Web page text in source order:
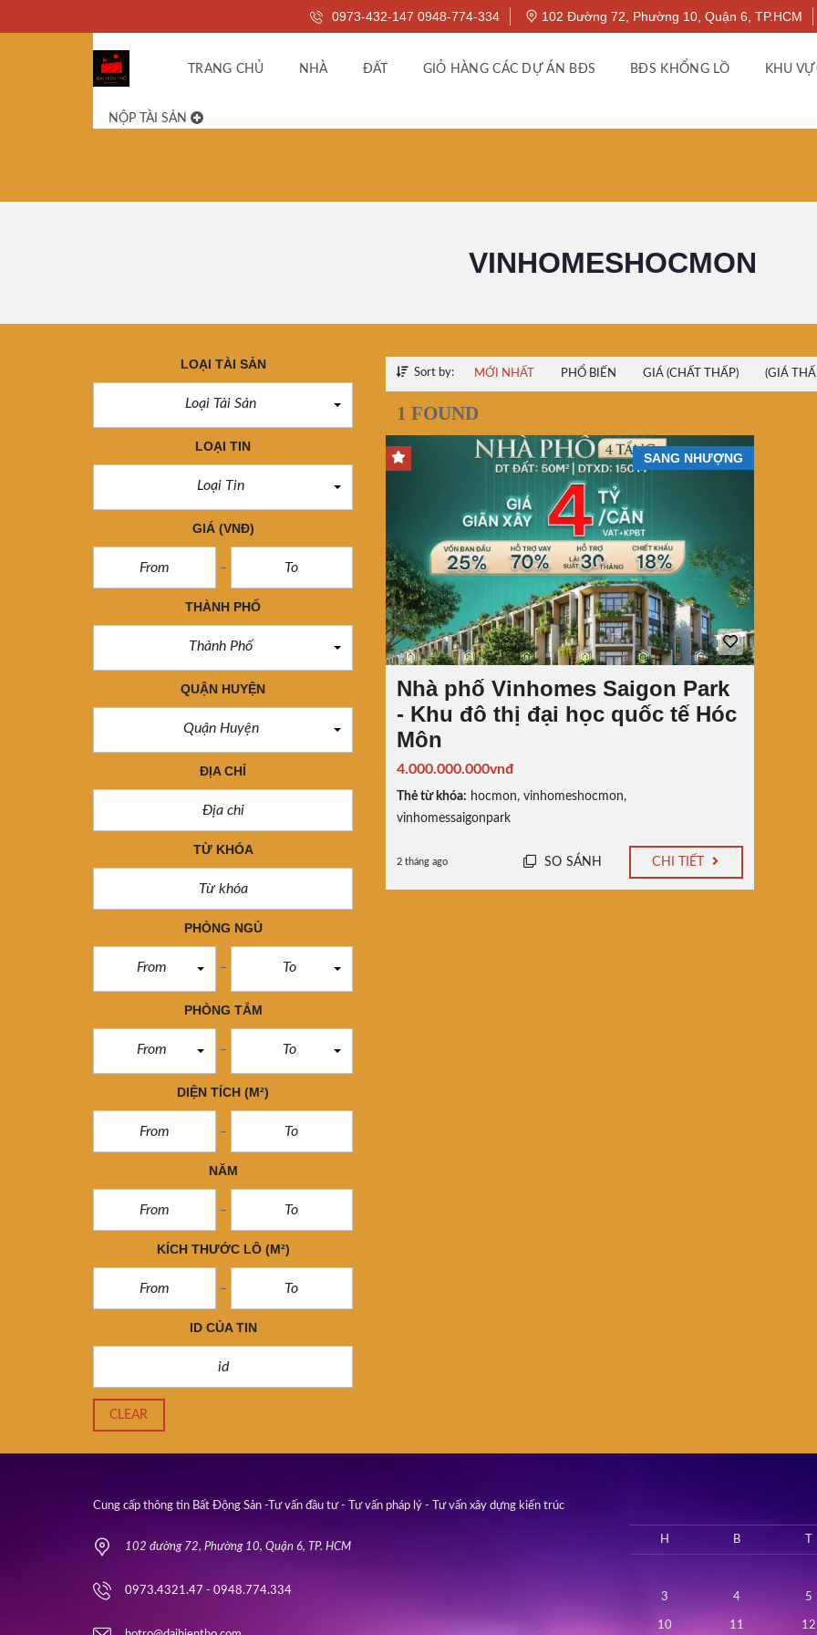
0973-432-147 0948-774-334 102 Đường 72, Phường 10, Quận 6, TP.HCM
TRANG CHỦ NHÀ ĐẤT GIỎ HÀNG CÁC DỰ ÁN BĐS BĐS KHỔNG LỒ KHU
NỘP TÀI SẢN
VINHOMESHOCMON
LOẠI TÀI SẢN
Loại Tài Sản
LOẠI TIN
Loại Tin
GIÁ (VNĐ)
THÀNH PHỐ
Thành Phố
QUẬN HUYỆN
Quận Huyện
ĐỊA CHỈ
TỪ KHÓA
PHÒNG NGỦ
From To
PHÒNG TẮM
From To
DIỆN TÍCH (M²)
NĂM
KÍCH THƯỚC LÔ (M²)
ID CỦA TIN
CLEAR
Sort by: MỚI NHẤT PHỔ BIẾN GIÁ (CHẤT THẤP) (GIÁ
1 FOUND
SANG NHƯỢNG
Nhà phố Vinhomes Saigon Park
- Khu đô thị đại học quốc tế Hóc
Môn
4.000.000.000vnđ
Thẻ từ khóa: hocmon, vinhomeshocmon,
vinhomessaigonpark
2 tháng ago SO SÁNH CHI TIẾT
Cung cấp thông tin Bất Động Sản -Tư vấn đầu tư - Tư vấn pháp lý - Tư vấn xây dựng kiến trúc
102 đường 72, Phường 10, Quận 6, TP. HCM
0973.4321.47 - 0948.774.334
H B
3 4 5
10 11 12